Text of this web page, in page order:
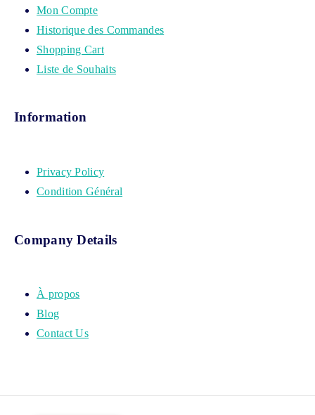
Mon Compte
Historique des Commandes
Shopping Cart
Liste de Souhaits
Information
Privacy Policy
Condition Général
Company Details
À propos
Blog
Contact Us